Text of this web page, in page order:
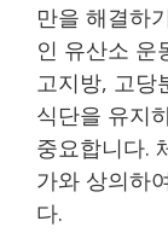
만을 해결하
인 유산소 운
고지방, 고당
식단을 유지
중요합니다.
가와 상의하
다.